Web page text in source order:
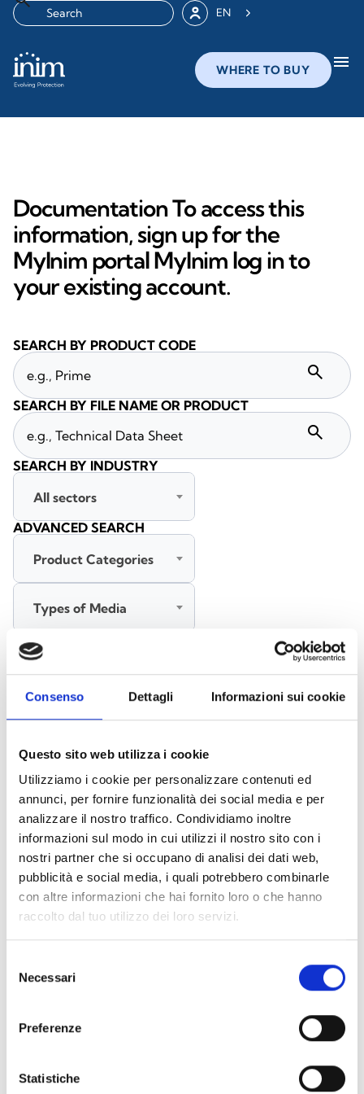
Consenso Dettagli Informazioni sui cookie
Questo sito web utilizza i cookie
Utilizziamo i cookie per personalizzare contenuti ed
annunci, per fornire funzionalità dei social media e per
analizzare il nostro traffico. Condividiamo inoltre
informazioni sul modo in cui utilizzi il nostro sito con i
nostri partner che si occupano di analisi dei dati web,
pubblicità e social media, i quali potrebbero combinarle
con altre informazioni che hai fornito loro o che hanno
raccolto dal tuo utilizzo dei loro servizi.
delNecessari
Preferenze
Statistiche
EN
WHERE TO BUY menu
Documentation To access this
information, sign up for the
MyInim portal MyInim log in to
your existing account.
Accessories EB00 Bases - Materials
Accessories for detector testing - Materials(6)
Documents(6992)
Select All
Please log in before downloading content marked with
the icon lock
SEARCH BY PRODUCT CODE
search
SEARCH BY FILE NAME OR PRODUCT
search
SEARCH BY INDUSTRY
All sectors
ADVANCED SEARCH
Product Categories
Types of Media
All languages
SEARCH